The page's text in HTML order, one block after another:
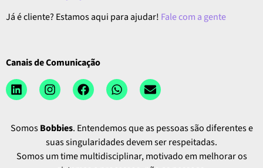
Já é cliente? Estamos aqui para ajudar! Fale com a gente
Canais de Comunicação
SomosBobbies. Entendemos que as pessoas são diferentes e
suas singularidades devem ser respeitadas.
Somos um time multidisciplinar, motivado em melhorar os